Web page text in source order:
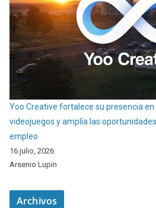
Yoo Creative fortalece su presencia
videojuegos y amplía las
empleo
16 julio, 2026
Arsenio Lupin
Archivos